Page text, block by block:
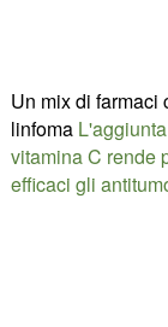
Un mix di farmaci
linfoma
vitamina C rende
efficaci gli